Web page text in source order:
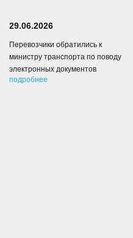
29.06.2026
Перевозчики обратились к
министру транспорта по поводу
электронных документов
подробнее